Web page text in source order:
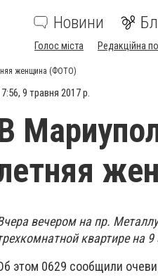
Новини
Голос міста Редакційна
женщина (ФОТО)
9 травня 2017 р.
вечером на пр.
квартире на 9
этом 0629 сообщили